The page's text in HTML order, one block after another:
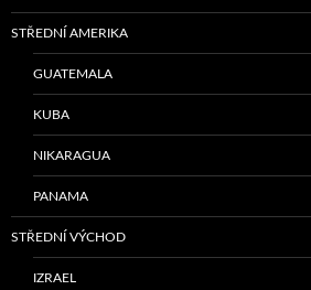
STŘEDNÍ AMERIKA
GUATEMALA
KUBA
NIKARAGUA
PANAMA
STŘEDNÍ VÝCHOD
IZRAEL